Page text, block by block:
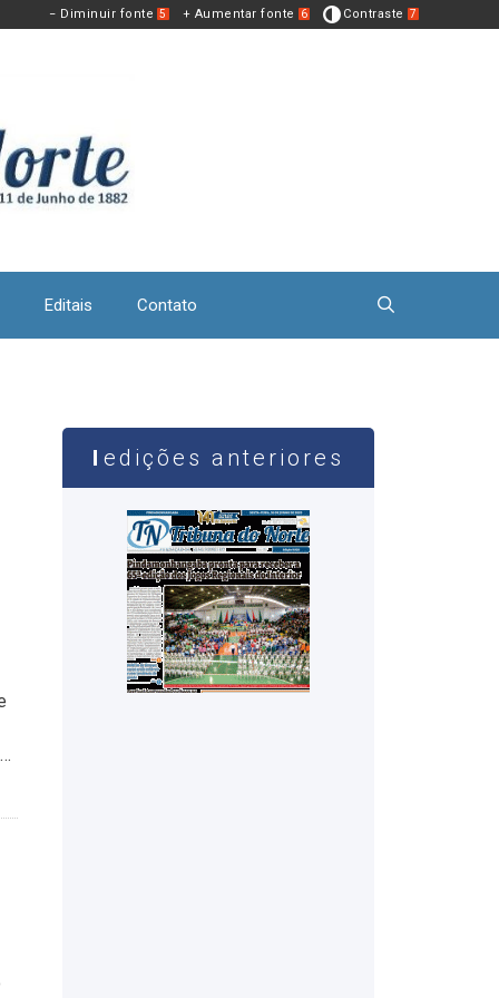
− Diminuir fonte 5 + Aumentar fonte 6 Contraste 7
Editais Contato
edições anteriores